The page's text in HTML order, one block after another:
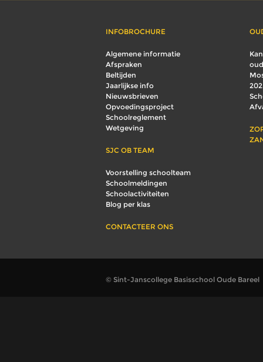
INFOBROCHURE
Algemene informatie
Afspraken
Beltijden
Jaarlijkse info
Nieuwsbrieven
Opvoedingsproject
Schoolreglement
Wetgeving
SJC OB TEAM
Voorstelling schoolteam
Schoolmeldingen
Schoolactiviteiten
Blog per klas
CONTACTEER ONS
© Sint-Janscollege Basisschool Oude Bareel